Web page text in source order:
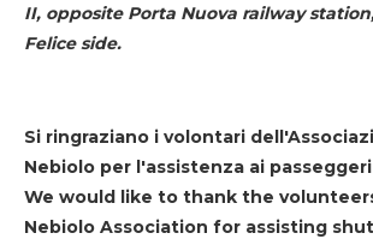
II, opposite Porta Nuova railway
Felice side.
Si ringraziano i volontari
Nebiolo per l'assistenza ai
We would like to thank the
Nebiolo Association for assisting